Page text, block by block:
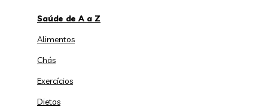
Saúde de A a Z
Alimentos
Chás
Exercícios
Dietas